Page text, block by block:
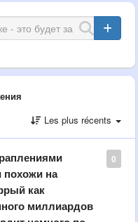
Les plus récents
0
похожи на
как
миллиардов